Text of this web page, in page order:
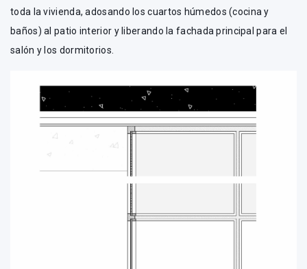
toda la vivienda, adosando los cuartos húmedos (cocina y
baños) al patio interior y liberando la fachada principal para el
salón y los dormitorios.